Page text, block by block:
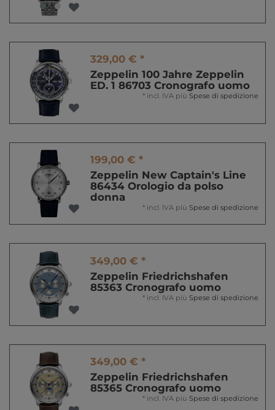
329,00 € *
Zeppelin 100 Jahre Zeppelin
ED. 1 86703 Cronografo uomo
* incl. IVA più Spese di spedizione
199,00 € *
Zeppelin New Captain's Line
86434 Orologio da polso
donna
* incl. IVA più Spese di spedizione
349,00 € *
Zeppelin Friedrichshafen
85363 Cronografo uomo
* incl. IVA più Spese di spedizione
349,00 € *
Zeppelin Friedrichshafen
85365 Cronografo uomo
* incl. IVA più Spese di spedizione